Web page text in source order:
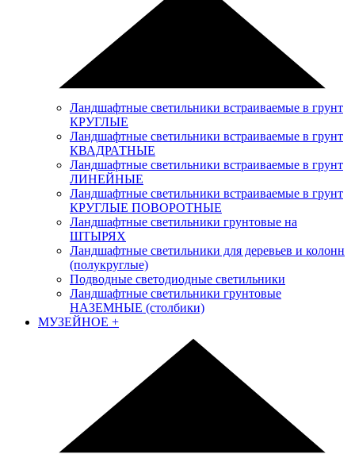
Ландшафтные светильники встраиваемые в грунт
КРУГЛЫЕ
Ландшафтные светильники встраиваемые в грунт
КВАДРАТНЫЕ
Ландшафтные светильники встраиваемые в грунт
ЛИНЕЙНЫЕ
Ландшафтные светильники встраиваемые в грунт
КРУГЛЫЕ ПОВОРОТНЫЕ
Ландшафтные светильники грунтовые на
ШТЫРЯХ
Ландшафтные светильники для деревьев и колонн
(полукруглые)
Подводные светодиодные светильники
Ландшафтные светильники грунтовые
НАЗЕМНЫЕ (столбики)
МУЗЕЙНОЕ +